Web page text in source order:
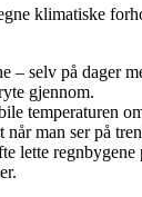
klimatiske
– selv på dager
gjennom.
temperaturen
man ser på
lette